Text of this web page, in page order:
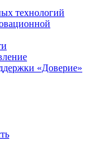
технологий
«Доверие»